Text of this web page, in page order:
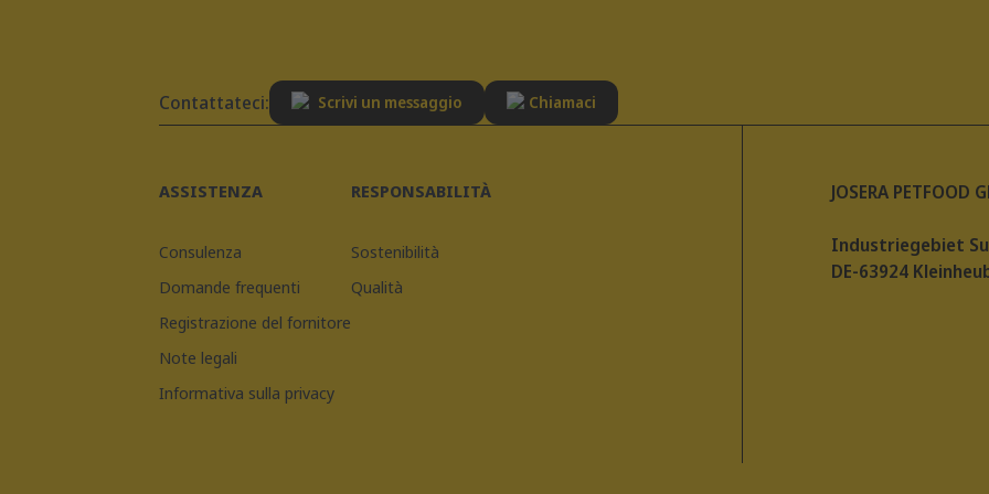
Contattateci: Scrivi un messaggio Chiamaci
ASSISTENZA
Consulenza
Domande frequenti
Registrazione del fornitore
Note legali
Informativa sulla privacy
RESPONSABILITÀ
Sostenibilità
Qualità
JOSERA PETFOOD
Industriegebiet
DE-63924